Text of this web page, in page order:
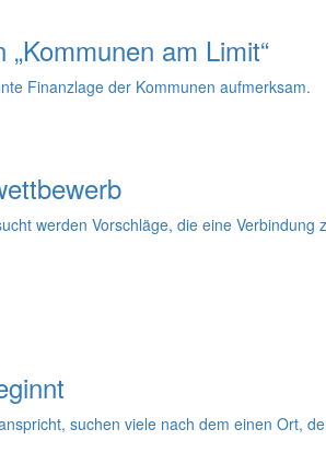
am Limit“
Finanzlage der Kommunen aufmerksam.
werden Vorschläge, die eine
suchen viele nach dem einen Ort,